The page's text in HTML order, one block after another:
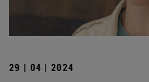
29 | 04 | 2024